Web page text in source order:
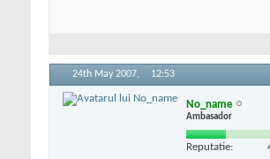
24th May 2007, 12:53
No_name
Ambasador
Reputatie: